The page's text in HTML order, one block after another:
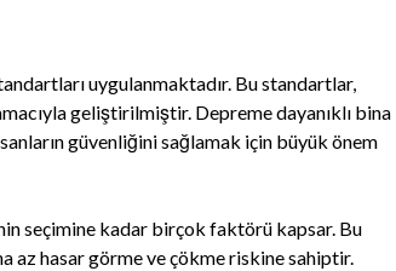
uygulanmaktadır. Bu standartlar,
geliştirilmiştir. Depreme dayanıklı bina
güvenliğini sağlamak için büyük önem
seçimine kadar birçok faktörü kapsar. Bu
az hasar görme ve çökme riskine sahiptir.